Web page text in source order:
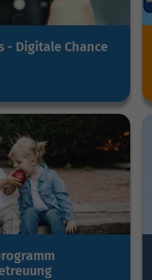
- Digitale Chance